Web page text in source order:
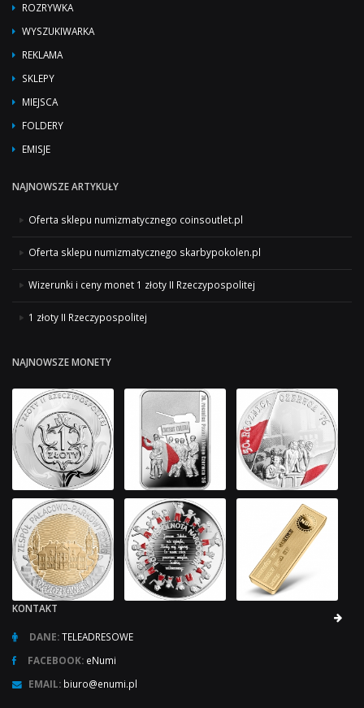
ROZRYWKA
WYSZUKIWARKA
REKLAMA
SKLEPY
MIEJSCA
FOLDERY
EMISJE
NAJNOWSZE ARTYKUŁY
Oferta sklepu numizmatycznego coinsoutlet.pl
Oferta sklepu numizmatycznego skarbypokolen.pl
Wizerunki i ceny monet 1 złoty II Rzeczypospolitej
1 złoty II Rzeczypospolitej
NAJNOWSZE MONETY
KONTAKT
DANE:TELEADRESOWE
FACEBOOK: eNumi
EMAIL: biuro@enumi.pl